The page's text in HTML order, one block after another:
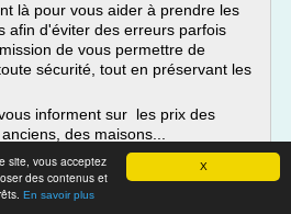
X
site, vous acceptez
des contenus et
En savoir plus
là pour vous aider à prendre les
afin d'éviter des erreurs parfois
de vous permettre de
sécurité, tout en préservant les
informent sur les prix des
des maisons...